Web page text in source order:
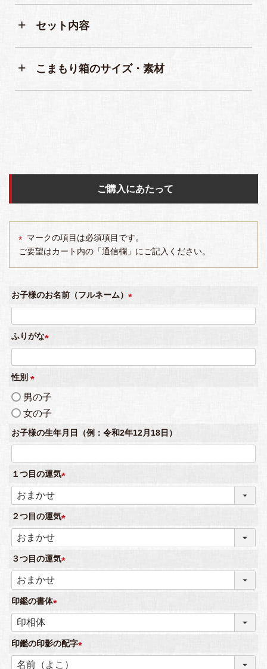
セット内容
こまもり箱のサイズ・素材
ご購入にあたって
(
必
)
マークの項目は必須項目です。
ご要望はカート内の「通信欄」にご記入ください。
お子様のお名前（フルネーム）
必
ふりがな
必
)
性別
(
必
)
男の子
女の子
お子様の生年月日（例：令和2年12月18日）
１つ目の運気
必
須
２つ目の運気
必
須
３つ目の運気
必
印鑑の書体
必
須
印鑑の印影の配字